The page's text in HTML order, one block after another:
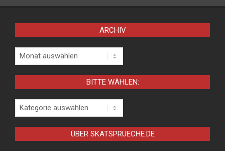
ARCHIV
Archiv
BITTE WÄHLEN:
Bitte
wählen:
ÜBER SKATSPRUECHE.DE